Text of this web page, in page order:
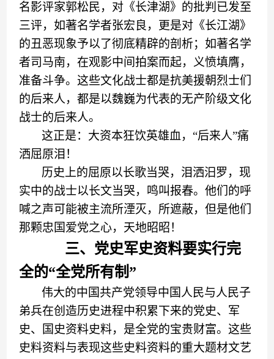
名影评家郭松民， 对 《长津湖》 的批判已发至
三评，如著名学者张宏良 ， 更是对 《长江湖》
的丑恶现象予以了彻底精辟的剖析；如著名学
者司马南，在观影中间拍案而起， 义愤填膺，
准备斗争。这些文化战士都是抗美援朝烈士们
的后来人，都是以魏巍为代表的无产阶级文化
战士的后来人。
这正是： 大资本狂饮英雄血， “后来人”痛
洒屈原泪 ！
历史上的屈原以长歌当哭， 泪洒汨罗， 现
实中的战士以长文当哭， 鸣叫报春。他们的呼
喊之声可能被主流所湮灭， 所遮蔽，但是他们
那颗忠国爱党之心，天地昭昭！
三、党史军史资料要实行完
全的“全党所有制”
伟大的中国共产党领导中国人民与人民子
弟兵在创造历史进程中积累下来的党史、军
史、国史资料史料，是全党的宝贵财富。这些
史料资料与表现这些史料资料的重大题材文艺